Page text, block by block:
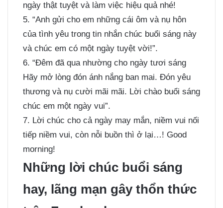
ngày thật tuyệt và làm việc hiệu quả nhé!
5. “Anh gửi cho em những cái ôm và nụ hôn
của tình yêu trong tin nhắn chúc buổi sáng này
và chúc em có một ngày tuyệt vời!”.
6. “Đêm đã qua nhường cho ngày tươi sáng
Hãy mở lòng đón ánh nắng ban mai. Đón yêu
thương và nụ cười mãi mãi. Lời chào buổi sáng
chúc em một ngày vui”.
7. Lời chúc cho cả ngày may mắn, niềm vui nối
tiếp niềm vui, còn nỗi buồn thì ở lại…! Good
morning!
Những lời chúc buổi sáng
hay, lãng mạn gây thổn thức